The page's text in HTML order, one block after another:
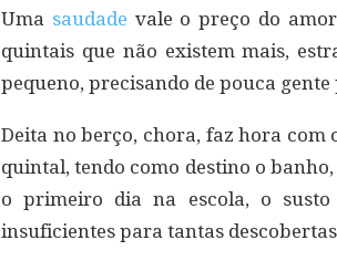
Uma saudade vale o preço do
quintais que não existem mais,
pequeno, precisando de pouca
Deita no berço, chora, faz hora
quintal, tendo como destino o
o primeiro dia na escola, o
insuficientes para tantas